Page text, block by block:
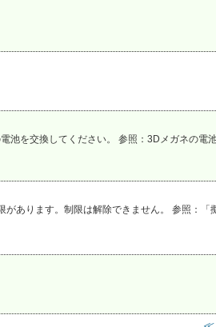
池を交換してください。 参照：3Dメガネの電
ります。制限は解除できません。 参照：「擬